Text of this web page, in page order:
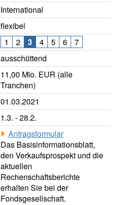
International
flexibel
1 2 3 4 5 6
7
ausschüttend
11,00 Mio. EUR (alle
Tranchen)
01.03.2021
1.3. - 28.2.
Antragsformular
Das Basisinformationsblatt,
den Verkaufsprospekt und die
aktuellen
Rechenschaftsberichte
erhalten Sie bei der
Fondsgesellschaft.